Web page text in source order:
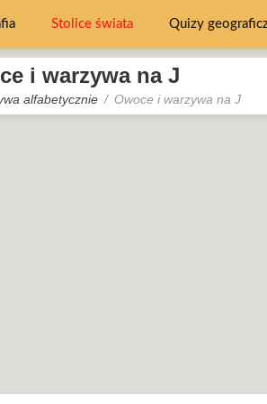
Stolice świata Quizy
i warzywa na J
alfabetycznie Owoce i warzywa na J